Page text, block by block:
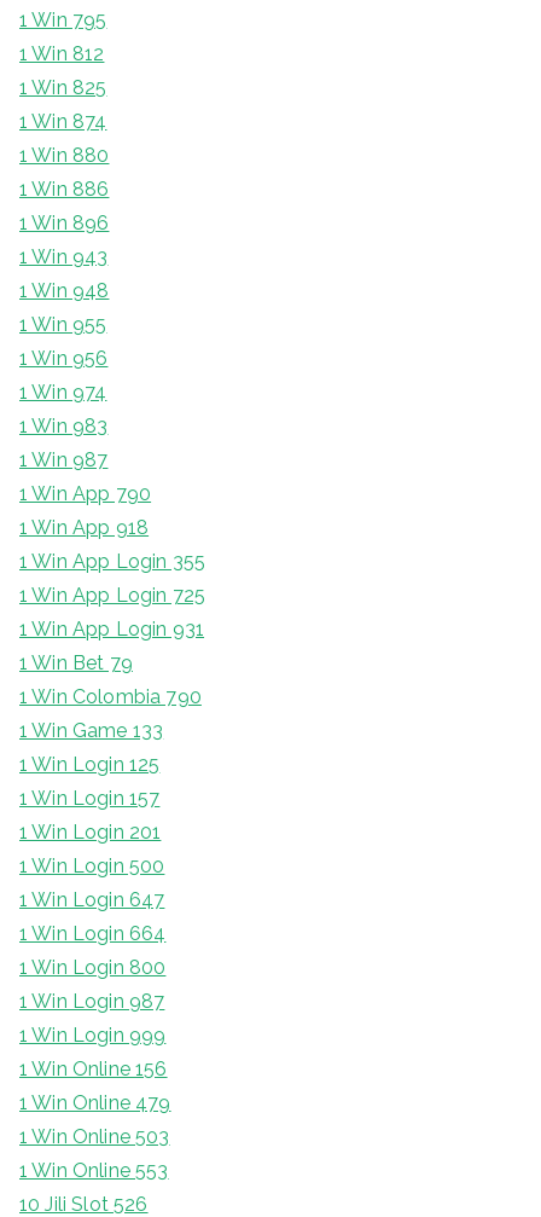
1 Win 795
1 Win 812
1 Win 825
1 Win 874
1 Win 880
1 Win 886
1 Win 896
1 Win 943
1 Win 948
1 Win 955
1 Win 956
1 Win 974
1 Win 983
1 Win 987
1 Win App 790
1 Win App 918
1 Win App Login 355
1 Win App Login 725
1 Win App Login 931
1 Win Bet 79
1 Win Colombia 790
1 Win Game 133
1 Win Login 125
1 Win Login 157
1 Win Login 201
1 Win Login 500
1 Win Login 647
1 Win Login 664
1 Win Login 800
1 Win Login 987
1 Win Login 999
1 Win Online 156
1 Win Online 479
1 Win Online 503
1 Win Online 553
10 Jili Slot 526